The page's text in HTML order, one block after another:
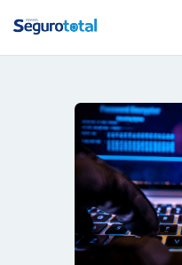
OURO
ST